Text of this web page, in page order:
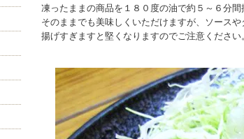
凍ったままの商品を１８０度の油で約５～６分間
そのままでも美味しくいただけますが、ソース
揚げすぎますと堅くなりますのでご注意ください